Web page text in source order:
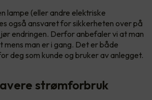
lampe (eller andre elektriske
også ansvaret for sikkerheten over på
endringen. Derfor anbefaler vi at man
man er i gang. Det er både
deg som kunde og bruker av anlegget.
lavere strømforbruk